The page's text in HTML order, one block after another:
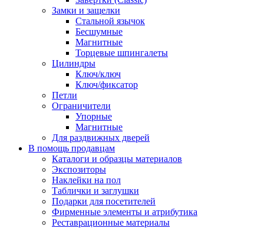
Замки и защелки
Стальной язычок
Бесшумные
Магнитные
Торцевые шпингалеты
Цилиндры
Ключ/ключ
Ключ/фиксатор
Петли
Ограничители
Упорные
Магнитные
Для раздвижных дверей
В помощь продавцам
Каталоги и образцы материалов
Экспозиторы
Наклейки на пол
Таблички и заглушки
Подарки для посетителей
Фирменные элементы и атрибутика
Реставрационные материалы